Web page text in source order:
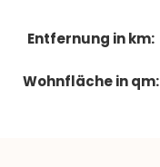
Entfernung in km:
Wohnfläche in qm: